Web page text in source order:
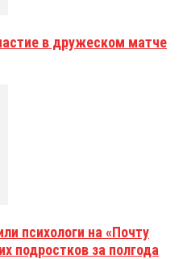
в дружеском матче
психологи на «Почту
подростков за полгода